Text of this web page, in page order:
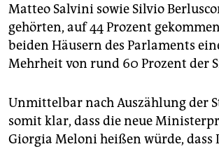
Matteo Salvini sowie Silvio
gehörten, auf 44 Prozent
beiden Häusern des Parlaments
Mehrheit von rund 60 Prozent der
Unmittelbar nach Auszählung der
somit klar, dass die neue
Giorgia Meloni heißen würde, dass